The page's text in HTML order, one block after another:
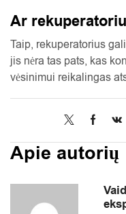
Ar
Taip, rekuperatorius
jis nėra tas pats, kas
vėsinimui reikalingas
Apie autorių